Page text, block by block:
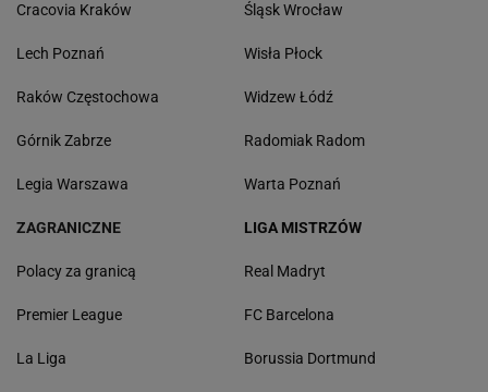
Cracovia Kraków
Lech Poznań
Raków Częstochowa
Górnik Zabrze
Legia Warszawa
Śląsk Wrocław
Wisła Płock
Widzew Łódź
Radomiak Radom
Warta Poznań
ZAGRANICZNE
Polacy za granicą
Premier League
La Liga
LIGA MISTRZÓW
Real Madryt
FC Barcelona
Borussia Dortmund